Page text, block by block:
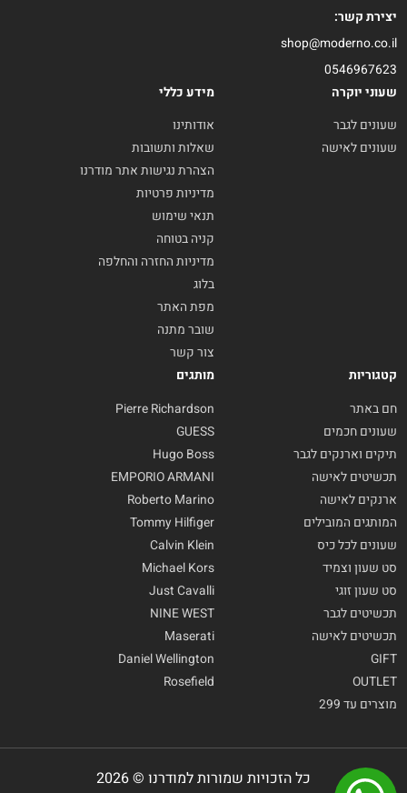
יצירת קשר:
shop@moderno.co.il
0546967623
שעוני יוקרה
שעונים לגבר
שעונים לאישה
מידע כללי
אודותינו
שאלות ותשובות
הצהרת נגישות אתר מודרנו
מדיניות פרטיות
תנאי שימוש
קניה בטוחה
מדיניות החזרה והחלפה
בלוג
מפת האתר
שובר מתנה
צור קשר
קטגוריות
חם באתר
שעונים חכמים
תיקים וארנקים לגבר
תכשיטים לאישה
ארנקים לאישה
המותגים המובילים
שעונים לכל כיס
סט שעון וצמיד
סט שעון זוגי
תכשיטים לגבר
תכשיטים לאישה
GIFT
OUTLET
מוצרים עד 299
מותגים
Pierre Richardson
GUESS
Hugo Boss
EMPORIO ARMANI
Roberto Marino
Tommy Hilfiger
Calvin Klein
Michael Kors
Just Cavalli
NINE WEST
Maserati
Daniel Wellington
Rosefield
כל הזכויות שמורות למודרנו © 2026